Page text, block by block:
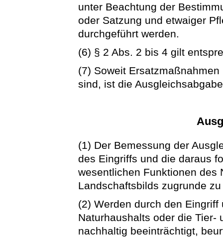
unter Beachtung der
oder Satzung und etwaiger
durchgeführt werden.
(6) § 2 Abs. 2 bis 4 gilt
(7) Soweit
sind, ist die
(1) Der Bemessung der
des Eingriffs und die daraus
wesentlichen Funktionen des
Landschaftsbilds zugrunde
(2) Werden durch den
Naturhaushalts oder die Tier-
nachhaltig beeinträchtigt,